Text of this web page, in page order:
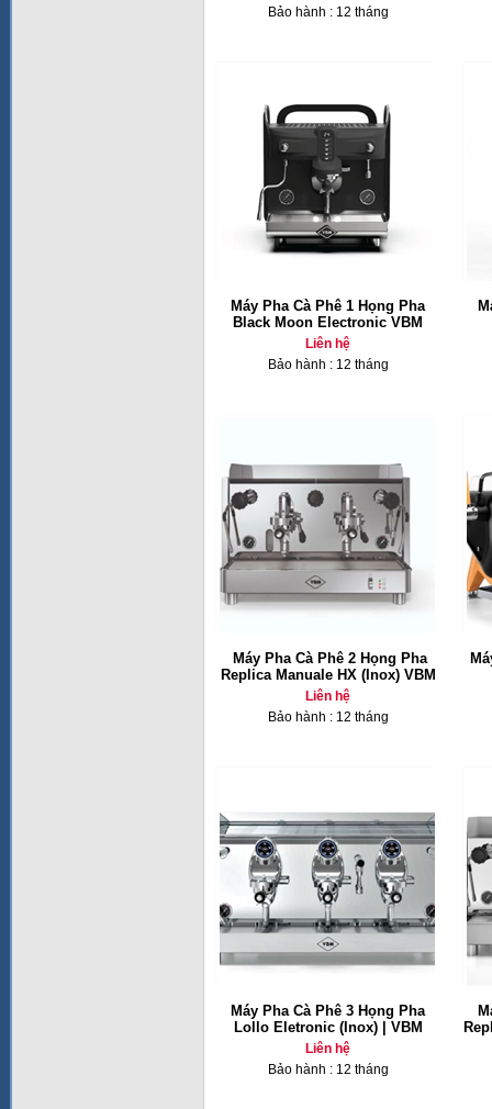
Bảo hành : 12 tháng
Máy Pha Cà Phê 1 Họng Pha
Black Moon Electronic VBM
Liên hệ
Bảo hành : 12 tháng
Máy Pha Cà Phê 2 Họng Pha
Replica Manuale HX (Inox) VBM
Liên hệ
Bảo hành : 12 tháng
Máy Pha Cà Phê 3 Họng Pha
Lollo Eletronic (Inox) | VBM
Liên hệ
Bảo hành : 12 tháng